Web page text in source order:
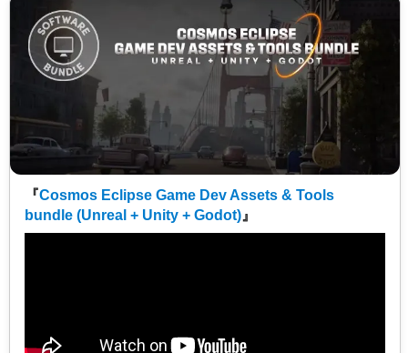
『Cosmos Eclipse Game Dev Assets & Tools
bundle (Unreal + Unity + Godot) 』